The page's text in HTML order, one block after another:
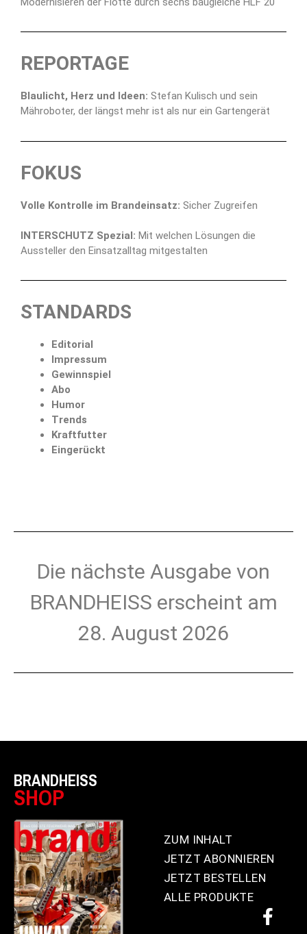
REPORTAGE
Blaulicht, Herz und Ideen: Stefan Kulisch und sein
Mähroboter, der längst mehr ist als nur ein Gartengerät
FOKUS
Volle Kontrolle im Brandeinsatz: Sicher Zugreifen
INTERSCHUTZ Spezial: Mit welchen Lösungen die
Aussteller den Einsatzalltag mitgestalten
STANDARDS
Editorial
Impressum
Gewinnspiel
Abo
Humor
Trends
Kraftfutter
Eingerückt
Die nächste Ausgabe von
BRANDHEISS erscheint am
28. August 2026
BRANDHEISS
SHOP
ZUM INHALT
JETZT ABONNIEREN
JETZT BESTELLEN
ALLE PRODUKTE